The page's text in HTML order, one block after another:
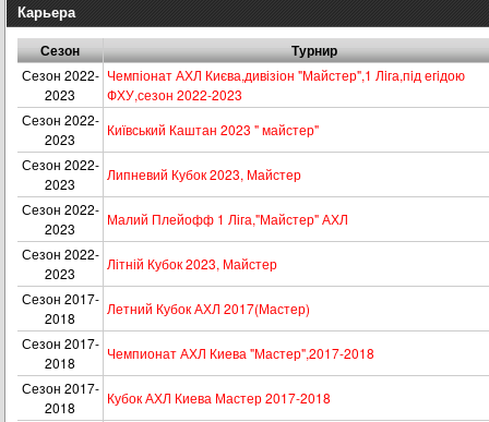
Карьера
Сезон Турнир
Сезон 2022-
2023
Чемпіонат АХЛ Києва,дивізіон "Майстер",1 Лiга,пiд егiдою
ФХУ,сезон 2022-2023
Сезон 2022-
2023
Київський Каштан 2023 " майстер"
Сезон 2022-
2023
Липневий Кубок 2023, Майстер
Сезон 2022-
2023
Малий Плейофф 1 Ліга,"Майстер" АХЛ
Сезон 2022-
2023
Літній Кубок 2023, Майстер
Сезон 2017-
2018
Летний Кубок АХЛ 2017(Мастер)
Сезон 2017-
2018
Чемпионат АХЛ Киева "Мастер",2017-2018
Сезон 2017-
2018
Кубок АХЛ Киева Мастер 2017-2018